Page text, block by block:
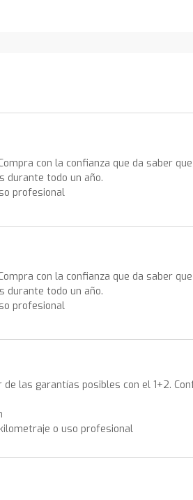
con la confianza que da saber que
durante todo un año.
profesional
con la confianza que da saber que
durante todo un año.
profesional
las garantías posibles con el 1+2.
o uso profesional